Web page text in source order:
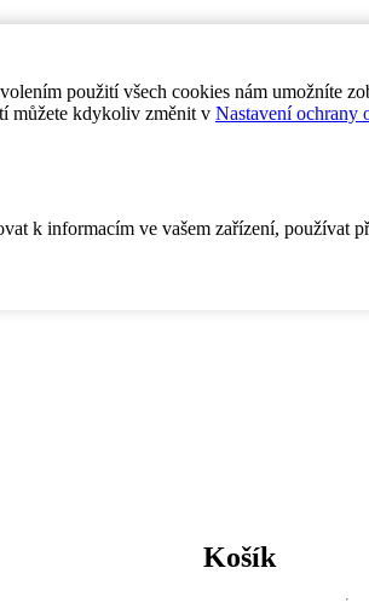
použití všech cookies nám umožníte
můžete kdykoliv změnit v Nastavení ochrany
k informacím ve vašem zařízení, používat
Košík